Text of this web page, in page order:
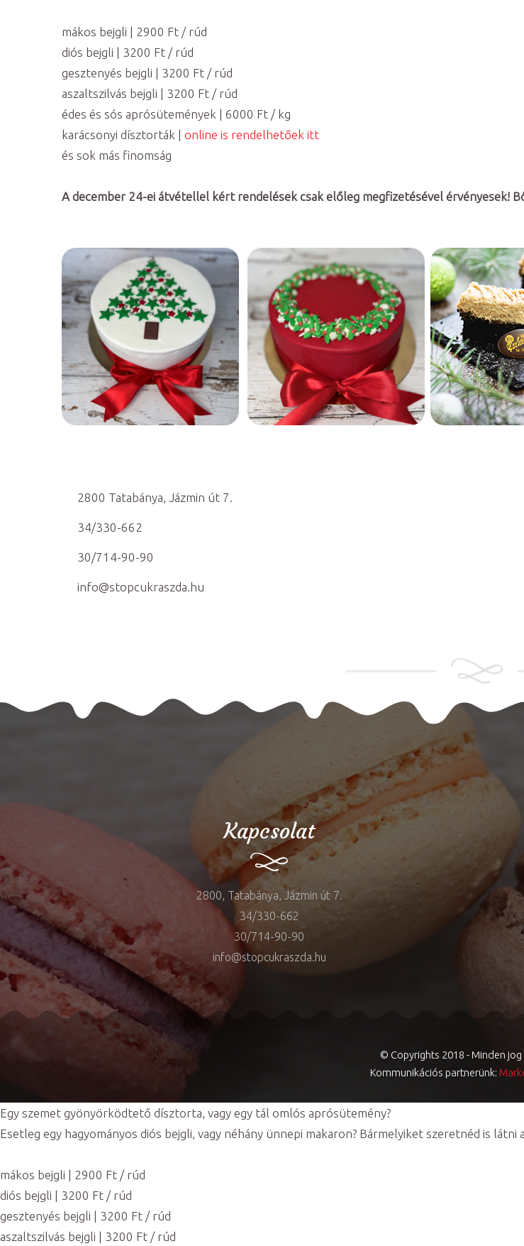
mákos bejgli | 2900 Ft / rúd
diós bejgli | 3200 Ft / rúd
gesztenyés bejgli | 3200 Ft / rúd
aszaltszilvás bejgli | 3200 Ft / rúd
édes és sós aprósütemények | 6000 Ft / kg
karácsonyi dísztorták | online is rendelhetőek itt
és sok más finomság
A december 24-ei átvétellel kért rendelések csak előleg megfizetésével érvényesek!
2800 Tatabánya, Jázmin út 7.
34/330-662
30/714-90-90
info@stopcukraszda.hu
Kapcsolat
2800, Tatabánya, Jázmin út 7.
34/330-662
30/714-90-90
info@stopcukraszda.hu
© Copyrights 2018 - Minden
Kommunikációs partnerünk:
Egy szemet gyönyörködtető dísztorta, vagy egy tál omlós aprósütemény?
Esetleg egy hagyományos diós bejgli, vagy néhány ünnepi makaron? Bármelyiket szeretnéd is látni
mákos bejgli | 2900 Ft / rúd
diós bejgli | 3200 Ft / rúd
gesztenyés bejgli | 3200 Ft / rúd
aszaltszilvás bejgli | 3200 Ft / rúd